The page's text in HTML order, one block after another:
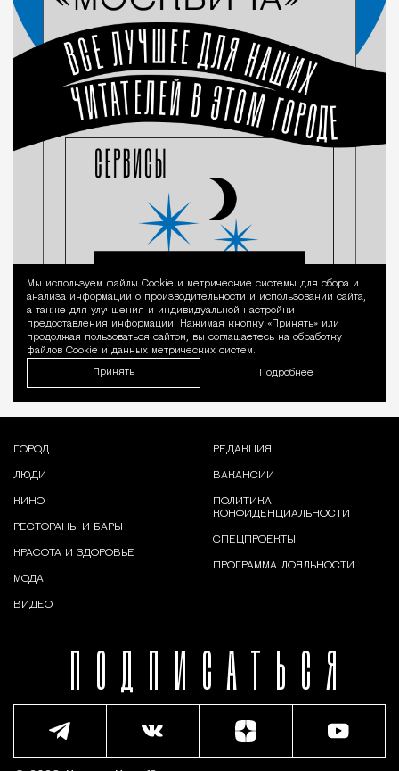
Уведомление
Мы используем файлы Сookie и метрические системы для сбора и
анализа информации о производительности и использовании сайта,
а также для улучшения и индивидуальной настройки
предоставления информации. Нажимая кнопку «Принять» или
продолжая пользоваться сайтом, вы соглашаетесь на обработку
файлов Cookie и данных метрических систем.
Принять Подробнее
ПОДПИСАТЬСЯ
ГОРОД
ЛЮДИ
КИНО
РЕСТОРАНЫ И БАРЫ
КРАСОТА И ЗДОРОВЬЕ
МОДА
ВИДЕО
РЕДАКЦИЯ
ВАКАНСИИ
ПОЛИТИКА
КОНФИДЕНЦИАЛЬНОСТИ
СПЕЦПРОЕКТЫ
ПРОГРАММА ЛОЯЛЬНОСТИ